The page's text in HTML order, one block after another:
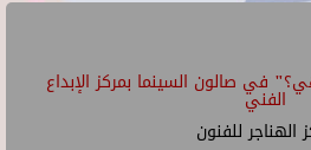
في صالون السينما بمركز الإبداع
الفني
الهناجر للفنون